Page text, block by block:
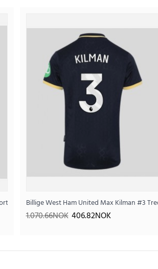
Billige West Ham
2025-26 Kortermet
Billige West Ham United Max Kilman #3
1.070.66NOK 406.82NOK